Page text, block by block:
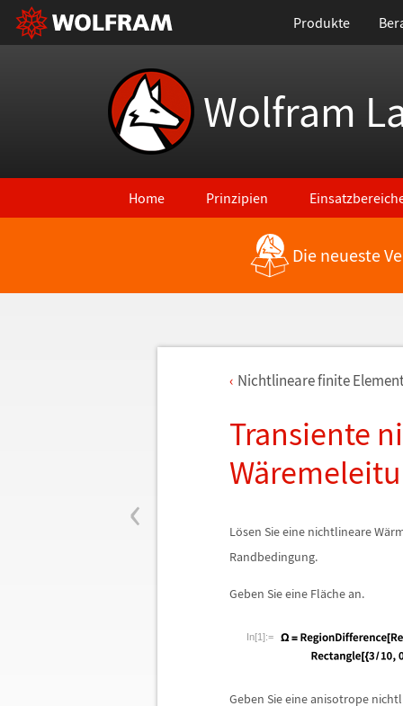
Produkte
Wolfram
Home Prinzipien
Die neueste
‹
Nichtlineare finite
Transiente
Wä
Lösen Sie eine nichtlineare Wä
Randbedingung.
Geben Sie eine Fläche an.
In[1]:=
Geben Sie eine anisotrope